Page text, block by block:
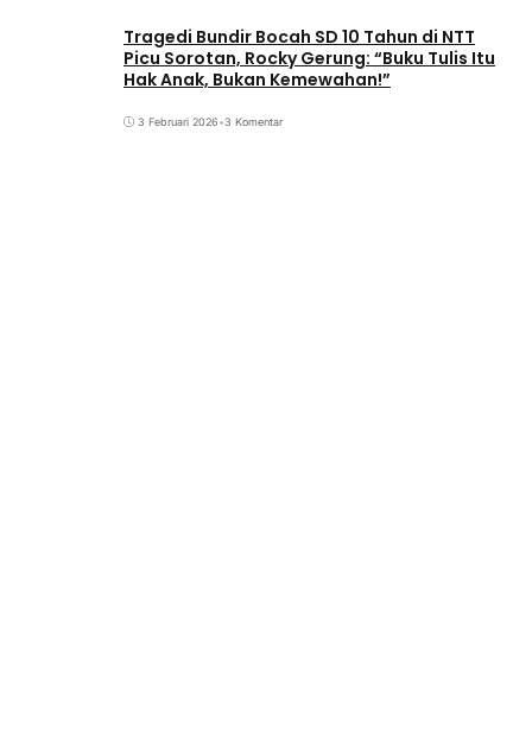
Tragedi Bundir Bocah SD 10 Tahun di NTT
Picu Sorotan, Rocky Gerung: “Buku Tulis Itu
Hak Anak, Bukan Kemewahan!”
3 Februari 2026•3 Komentar